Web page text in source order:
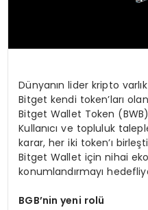
Dünyanın lider kripto
Bitget kendi token’ları
Bitget Wallet Token
Kullanıcı ve topluluk
karar, her iki token’ı
Bitget Wallet için nihai
konumlandırmayı
BGB’nin yeni rolü